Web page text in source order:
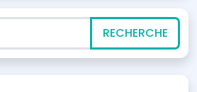
RECHERCHE